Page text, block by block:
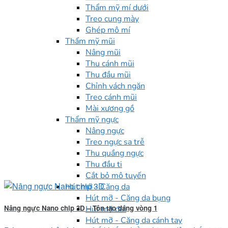
Thẩm mỹ mí dưới
Treo cung mày
Ghép mô mí
Thẩm mỹ mũi
Nâng mũi
Thu cánh mũi
Thu đầu mũi
Chỉnh vách ngăn
Treo cánh mũi
Mài xương gồ
Thẩm mỹ ngực
Nâng ngực
Treo ngực sa trễ
Thu quầng ngực
Thu đầu ti
Cắt bỏ mô tuyến
Hút mỡ - Căng da
Hút mỡ - Căng da bụng
Hút mỡ đùi
Hút mỡ - Căng da cánh tay
Nâng ngực Nano chip 3D – Tôn tạo dáng vòng 1